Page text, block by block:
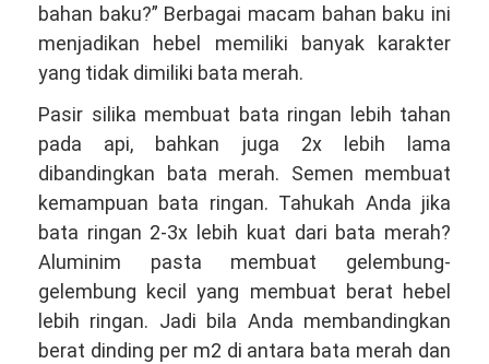
bahan baku?” Berbagai macam bahan baku ini
menjadikan hebel memiliki banyak karakter
yang tidak dimiliki bata merah.
Pasir silika membuat bata ringan lebih tahan
pada api, bahkan juga 2x lebih lama
dibandingkan bata merah. Semen membuat
kemampuan bata ringan. Tahukah Anda jika
bata ringan 2-3x lebih kuat dari bata merah?
Aluminim pasta membuat gelembung-
gelembung kecil yang membuat berat hebel
lebih ringan. Jadi bila Anda membandingkan
berat dinding per m2 di antara bata merah dan